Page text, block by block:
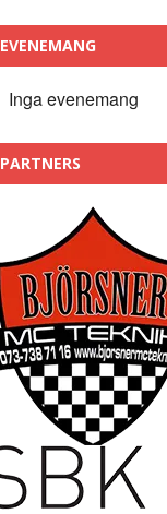
EVENEMANG
Inga evenemang
PARTNERS